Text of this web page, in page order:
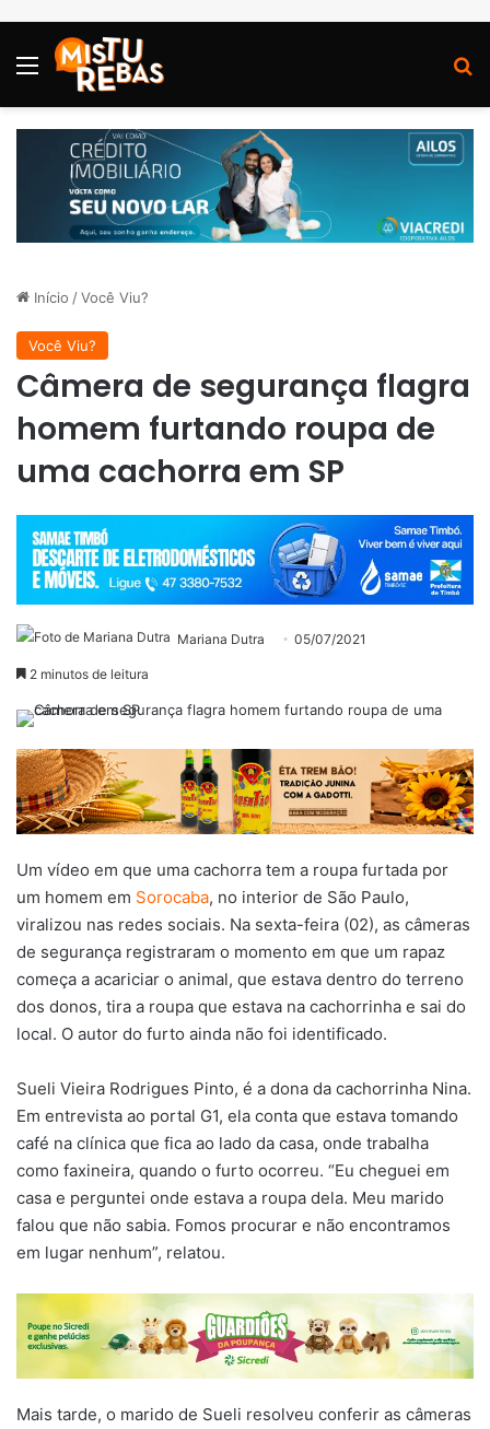
Menu
Início /Você Viu?
Você Viu?
Câmera de segurança flagra
homem furtando roupa de
uma cachorra em SP
Mariana Dutra 05/07/2021
2 minutos de leitura
Um vídeo em que uma cachorra tem a roupa furtada por
um homem em Sorocaba, no interior de São Paulo,
viralizou nas redes sociais. Na sexta-feira (02), as câmeras
de segurança registraram o momento em que um rapaz
começa a acariciar o animal, que estava dentro do terreno
dos donos, tira a roupa que estava na cachorrinha e sai do
local. O autor do furto ainda não foi identificado.
Sueli Vieira Rodrigues Pinto, é a dona da cachorrinha Nina.
Em entrevista ao portal G1, ela conta que estava tomando
café na clínica que fica ao lado da casa, onde trabalha
como faxineira, quando o furto ocorreu. “Eu cheguei em
casa e perguntei onde estava a roupa dela. Meu marido
falou que não sabia. Fomos procurar e não encontramos
em lugar nenhum”, relatou.
Mais tarde, o marido de Sueli resolveu conferir as câmeras